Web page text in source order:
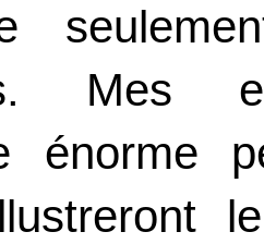
Mes
énorme